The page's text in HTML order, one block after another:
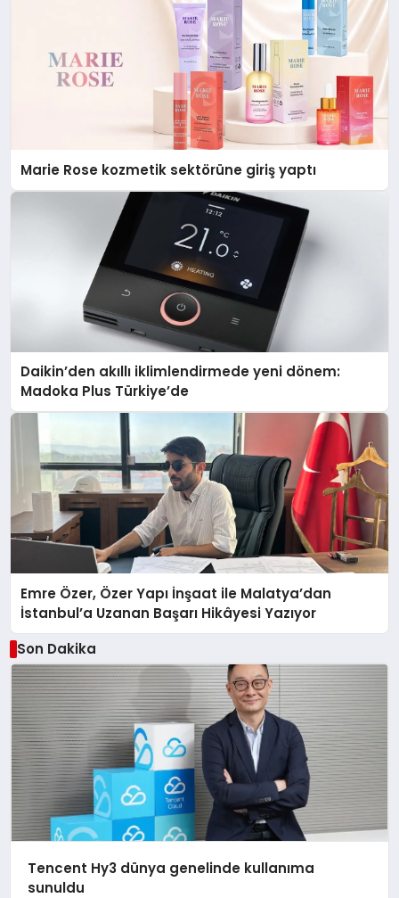
Marie Rose kozmetik sektörüne giriş yaptı
Daikin’den akıllı iklimlendirmede yeni dönem:
Madoka Plus Türkiye’de
Emre Özer, Özer Yapı İnşaat ile Malatya’dan
İstanbul’a Uzanan Başarı Hikâyesi Yazıyor
Son Dakika
Tencent Hy3 dünya genelinde kullanıma
sunuldu